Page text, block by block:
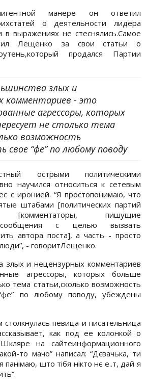
манере он ответил
о деятельности лидера
выражениях не стеснялись.Самое
Лещенко за свои статьи о
продался Партии
злых и
комментариев - это
агрессоры, которых
не столько тема
возможность
свое “фе” по любому поводу
острыми политическими
научился относиться к сетевым
с иронией. “Я простопонимаю, что
штабами [политических партий
[комментаторы, пишущие
сообщения с целью вызвать
автора поста], а часть - просто
- говоритЛещенко.
злых и нецензурных комментариев
агрессоры, которых больше
тема статьи,сколько возможность
по любому поводу, убеждены
певица и писательница
как под ее колонкой о
на сайтеинформационного
то мачо” написал: “Дєвачька, ти
панімаю, што тібя нікто нє е..т, дай я